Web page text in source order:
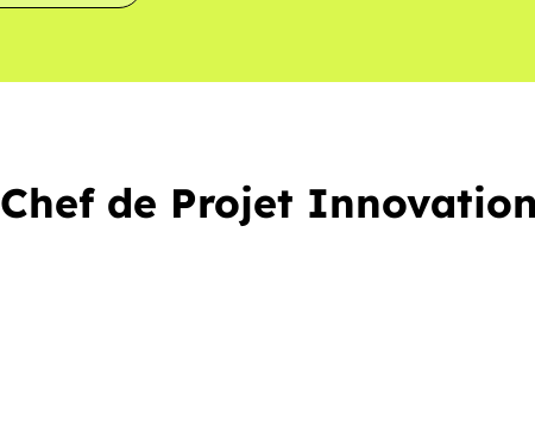
Chef de Projet